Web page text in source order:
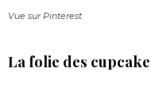
Vue sur Pinterest
La folie des